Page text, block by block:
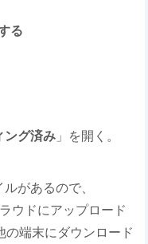
る
ング済み 」を開く。
があるので、
ウドにアップロード
端末にダウンロード